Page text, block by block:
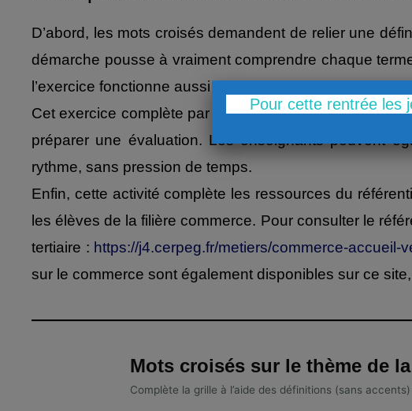
D’abord, les mots croisés demandent de relier une
démarche pousse à vraiment comprendre chaque
l’exercice fonctionne aussi bien sur ordinateur que sur
Cet exercice complète par ailleurs une séquence sur
préparer une évaluation. Les enseignants peuvent
rythme, sans pression de temps.
Enfin, cette activité complète les ressources du
les élèves de la filière commerce. Pour consulter le
tertiaire : https://j4.cerpeg.fr/metiers/commerce-
sur le commerce sont également disponibles sur ce
Mots croisés sur le thème de
Complète la grille à l’aide des définitions (sans
Pour cette rentrée les